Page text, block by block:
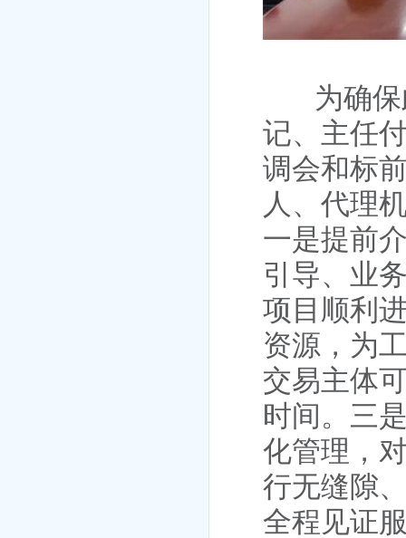
为确
记、主任
调会和标
人、代理
一是提前
引导、业
项目顺利
资源，为
交易主体
时间。 三
化管理，
行无缝隙
全程见证